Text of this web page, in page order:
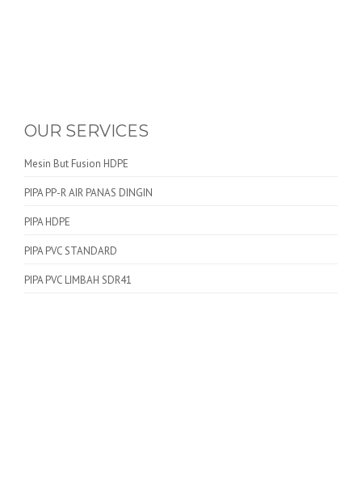
OUR SERVICES
Mesin But Fusion HDPE
PIPA PP-R AIR PANAS DINGIN
PIPA HDPE
PIPA PVC STANDARD
PIPA PVC LIMBAH SDR41